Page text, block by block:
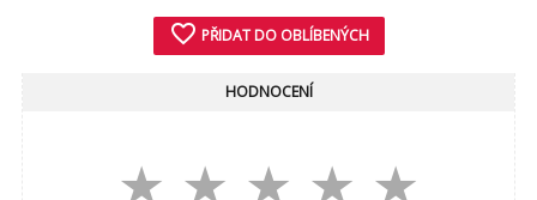
favorite_border PŘIDAT DO OBLÍBENÝCH
HODNOCENÍ
★
★
★
★
★